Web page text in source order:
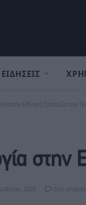
ΕΙΔΗΣΕΙΣ
στην Εθνική Τράπεζα την
στην
2025 Δεν